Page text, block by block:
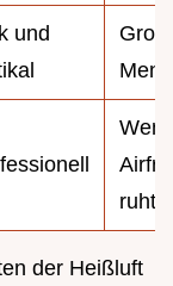
und
ruht
der Heißluft